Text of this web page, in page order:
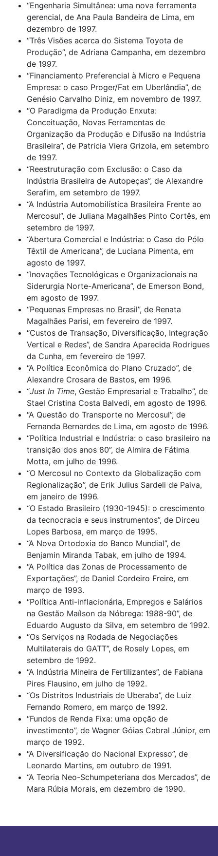
“Engenharia Simultânea: uma nova ferramenta
gerencial, de Ana Paula Bandeira de Lima, em
dezembro de 1997.
“Três Visões acerca do Sistema Toyota de
Produção”, de Adriana Campanha, em dezembro
de 1997.
“Financiamento Preferencial à Micro e Pequena
Empresa: o caso Proger/Fat em Uberlândia”, de
Genésio Carvalho Diniz, em novembro de 1997.
“O Paradigma da Produção Enxuta:
Conceituação, Novas Ferramentas de
Organização da Produção e Difusão na Indústria
Brasileira”, de Patricia Viera Grizola, em setembro
de 1997.
“Reestruturação com Exclusão: o Caso da
Indústria Brasileira de Autopeças”, de Alexandre
Serafim, em setembro de 1997.
“A Indústria Automobilística Brasileira Frente ao
Mercosul”, de Juliana Magalhães Pinto Cortês, em
setembro de 1997.
“Abertura Comercial e Indústria: o Caso do Pólo
Têxtil de Americana”, de Luciana Pimenta, em
agosto de 1997.
“Inovações Tecnológicas e Organizacionais na
Siderurgia Norte-Americana”, de Emerson Bond,
em agosto de 1997.
“Pequenas Empresas no Brasil”, de Renata
Magalhães Parisi, em fevereiro de 1997.
“Custos de Transação, Diversificação, Integração
Vertical e Redes”, de Sandra Aparecida Rodrigues
da Cunha, em fevereiro de 1997.
“A Política Econômica do Plano Cruzado”, de
Alexandre Crosara de Bastos, em 1996.
“Just In Time, Gestão Empresarial e Trabalho”, de
Stael Cristina Costa Balvedi, em agosto de 1996.
“A Questão do Transporte no Mercosul”, de
Fernanda Bernardes de Lima, em agosto de 1996.
“Política Industrial e Indústria: o caso brasileiro na
transição dos anos 80”, de Almira de Fátima
Motta, em julho de 1996.
“O Mercosul no Contexto da Globalização com
Regionalização”, de Erik Julius Sardeli de Paiva,
em janeiro de 1996.
“O Estado Brasileiro (1930-1945): o crescimento
da tecnocracia e seus instrumentos”, de Dirceu
Lopes Barbosa, em março de 1995.
“A Nova Ortodoxia do Banco Mundial”, de
Benjamin Miranda Tabak, em julho de 1994.
“A Política das Zonas de Processamento de
Exportações”, de Daniel Cordeiro Freire, em
março de 1993.
“Política Anti-inflacionária, Empregos e Salários
na Gestão Maílson da Nóbrega: 1988-90”, de
Eduardo Augusto da Silva, em setembro de 1992.
“Os Serviços na Rodada de Negociações
Multilaterais do GATT”, de Rosely Lopes, em
setembro de 1992.
“A Indústria Mineira de Fertilizantes”, de Fabiana
Pires Flausino, em julho de 1992.
“Os Distritos Industriais de Uberaba”, de Luiz
Fernando Romero, em março de 1992.
“Fundos de Renda Fixa: uma opção de
investimento”, de Wagner Góias Cabral Júnior, em
março de 1992.
“A Diversificação do Nacional Expresso”, de
Leonardo Martins, em outubro de 1991.
“A Teoria Neo-Schumpeteriana dos Mercados”, de
Mara Rúbia Morais, em dezembro de 1990.